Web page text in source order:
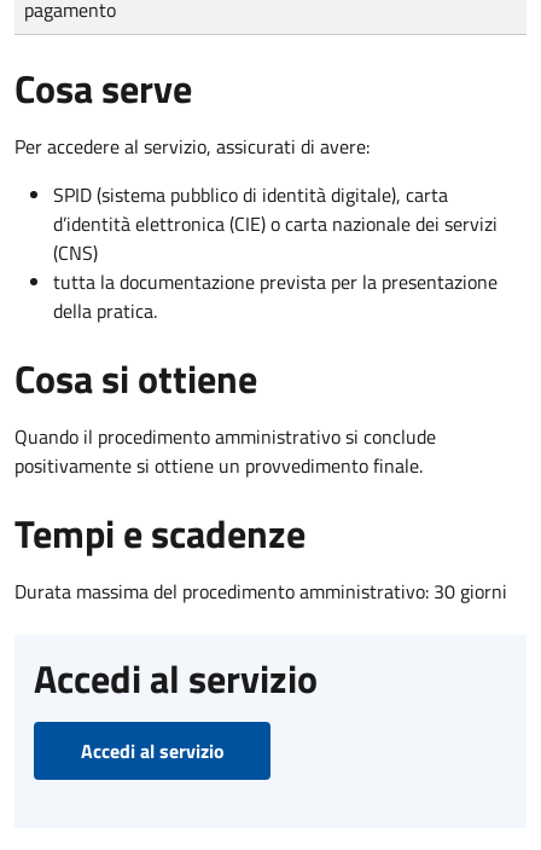
pagamento
Cosa serve
Per accedere al servizio, assicurati di avere:
SPID (sistema pubblico di identità digitale), carta
d’identità elettronica (CIE) o carta nazionale dei servizi
(CNS)
tutta la documentazione prevista per la presentazione
della pratica.
Cosa si ottiene
Quando il procedimento amministrativo si conclude
positivamente si ottiene un provvedimento finale.
Tempi e scadenze
Durata massima del procedimento amministrativo: 30 giorni
Accedi al servizio
Accedi al servizio